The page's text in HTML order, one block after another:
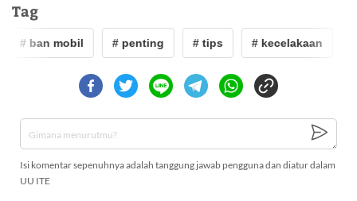
Tag
# ban mobil # penting # tips # kecelakaan
Isi komentar sepenuhnya adalah tanggung jawab pengguna dan diatur dalam
UU ITE